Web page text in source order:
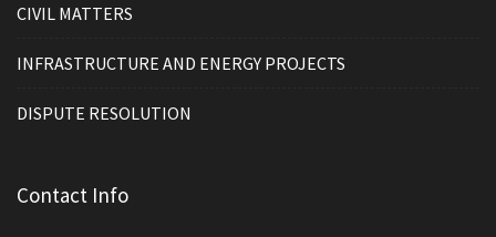
CIVIL MATTERS
INFRASTRUCTURE AND ENERGY PROJECTS
DISPUTE RESOLUTION
Contact Info